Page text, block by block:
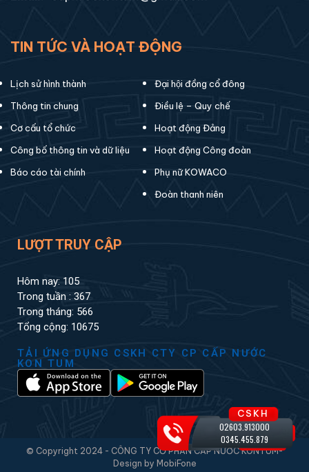
TIN TỨC VÀ HOẠT ĐỘNG
Lịch sử hình thành
Thông tin chung
Cơ cấu tổ chức
Công bố thông tin và dữ liệu
Báo cáo tài chính
Đại hội đồng cổ đông
Điều lệ – Quy chế
Hoạt động Đảng
Hoạt động Công đoàn
Phụ nữ KOWACO
Đoàn thanh niên
LƯỢT TRUY CẬP
Hôm nay: 105
Trong tuần : 367
Trong tháng: 566
Tổng cộng: 10675
TẢI ỨNG DỤNG CSKH CTY CP CẤP NƯỚC
KON TUM
© Copyright 2024 - CÔNG TY CỔ PHẦN CẤP NƯỚC KONTUM-
Design by MobiFone
CSKH
02603.913000
0345.455.879